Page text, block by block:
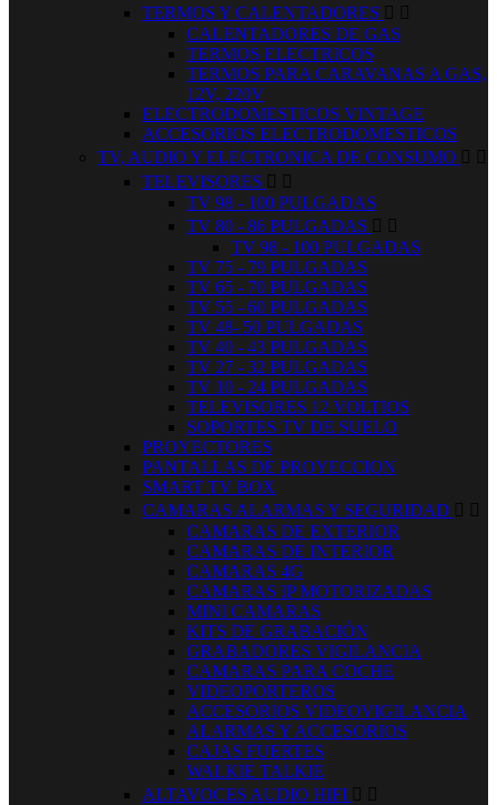
TERMOS Y CALENTADORES  
CALENTADORES DE GAS
TERMOS ELECTRICOS
TERMOS PARA CARAVANAS A GAS,
12V, 220V
ELECTRODOMESTICOS VINTAGE
ACCESORIOS ELECTRODOMESTICOS
TV, AUDIO Y ELECTRONICA DE CONSUMO  
TELEVISORES  
TV 98 - 100 PULGADAS
TV 80 - 86 PULGADAS  
TV 98 - 100 PULGADAS
TV 75 - 79 PULGADAS
TV 65 - 70 PULGADAS
TV 55 - 60 PULGADAS
TV 48- 50 PULGADAS
TV 40 - 43 PULGADAS
TV 27 - 32 PULGADAS
TV 10 - 24 PULGADAS
TELEVISORES 12 VOLTIOS
SOPORTES TV DE SUELO
PROYECTORES
PANTALLAS DE PROYECCION
SMART TV BOX
CAMARAS ALARMAS Y SEGURIDAD  
CAMARAS DE EXTERIOR
CAMARAS DE INTERIOR
CAMARAS 4G
CAMARAS IP MOTORIZADAS
MINI CAMARAS
KITS DE GRABACIÓN
GRABADORES VIGILANCIA
CAMARAS PARA COCHE
VIDEOPORTEROS
ACCESORIOS VIDEOVIGILANCIA
ALARMAS Y ACCESORIOS
CAJAS FUERTES
WALKIE TALKIE
ALTAVOCES AUDIO HIFI  